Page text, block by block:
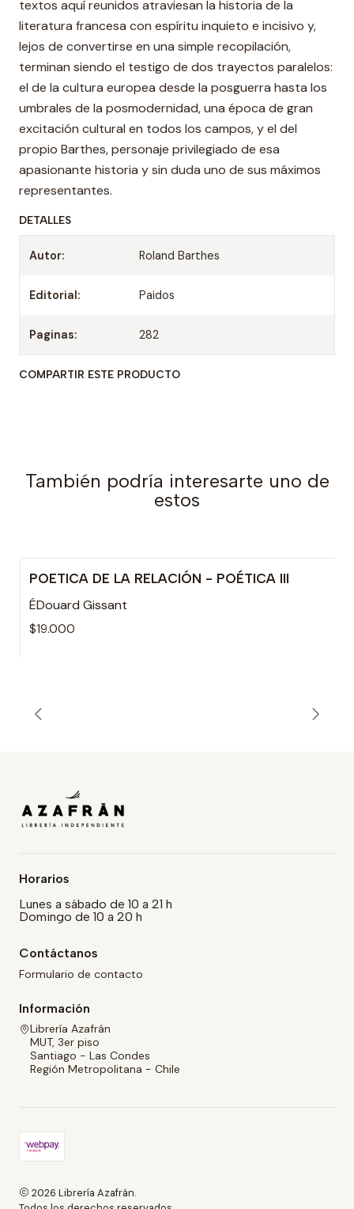
textos aquí reunidos atraviesan la historia de la
literatura francesa con espíritu inquieto e incisivo y,
lejos de convertirse en una simple recopilación,
terminan siendo el testigo de dos trayectos paralelos:
el de la cultura europea desde la posguerra hasta los
umbrales de la posmodernidad, una época de gran
excitación cultural en todos los campos, y el del
propio Barthes, personaje privilegiado de esa
apasionante historia y sin duda uno de sus máximos
representantes.
DETALLES
Autor: Roland Barthes
Editorial: Paidos
Paginas: 282
COMPARTIR ESTE PRODUCTO
También podría interesarte uno de
estos
POETICA DE LA RELACIÓN - POÉTICA III
ÉDouard Gissant
$19.000
Horarios
Lunes a sábado de 10 a 21 h
Domingo de 10 a 20 h
Contáctanos
Formulario de contacto
Información
Librería Azafrán
MUT, 3er piso
Santiago - Las Condes
Región Metropolitana - Chile
2026 Librería Azafrán.